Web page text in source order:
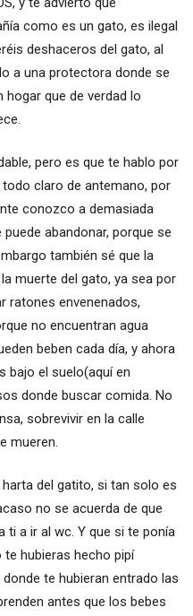
como es un gato, es ilegal
deshaceros del gato, al
a una protectora donde se
hogar que de verdad lo
pero es que te hablo por
claro de antemano, por
conozco a demasiada
abandonar, porque se
también sé que la
muerte del gato, ya sea por
ratones envenenados,
no encuentran agua
beben cada día, y ahora
bajo el suelo(aquí en
donde buscar comida. No
sobrevivir en la calle
mueren.
del gatito, si tan solo es
no se acuerda de que
ti a ir al wc. Y que si te ponía
hubieras hecho pipí
te hubieran entrado las
antes que los bebes